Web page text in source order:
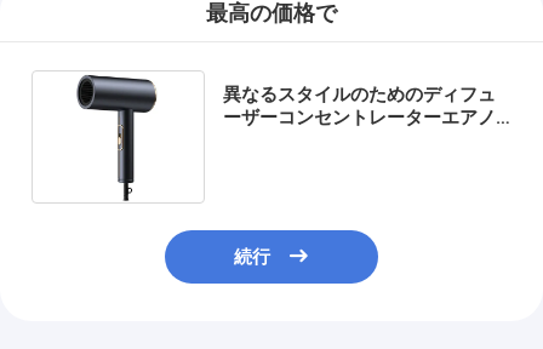
最高の価格で
異なるスタイルのためのディフュ
ーザーコンセントレーターエアノ
続行